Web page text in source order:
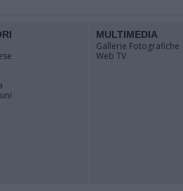
MULTIMEDIA
Gallerie Fotografiche
Web TV